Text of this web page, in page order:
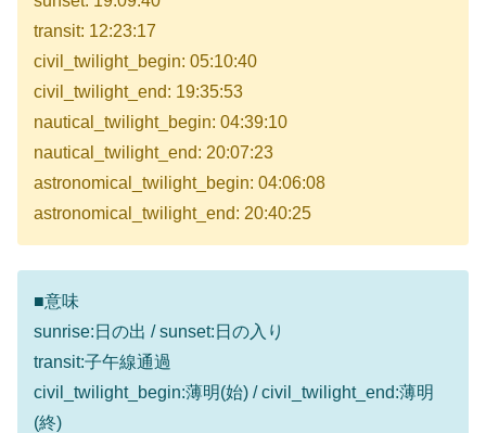
transit: 12:23:17
civil_twilight_begin: 05:10:40
civil_twilight_end: 19:35:53
nautical_twilight_begin: 04:39:10
nautical_twilight_end: 20:07:23
astronomical_twilight_begin: 04:06:08
astronomical_twilight_end: 20:40:25
■意味
sunrise:日の出 / sunset:日の入り
transit:子午線通過
civil_twilight_begin:薄明(始) / civil_twilight_end:薄明
(終)